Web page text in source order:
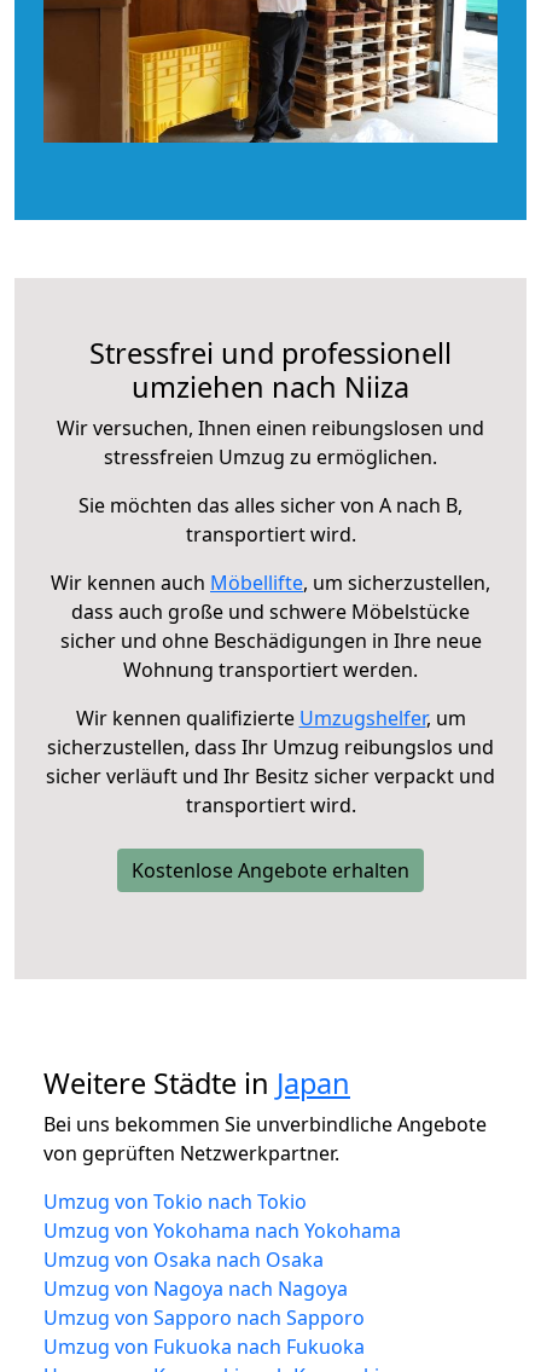
Stressfrei und professionell
umziehen nach Niiza
Wir versuchen, Ihnen einen reibungslosen und
stressfreien Umzug zu ermöglichen.
Sie möchten das alles sicher von A nach B,
transportiert wird.
Wir kennen auch Möbellifte, um sicherzustellen,
dass auch große und schwere Möbelstücke
sicher und ohne Beschädigungen in Ihre neue
Wohnung transportiert werden.
Wir kennen qualifizierte Umzugshelfer, um
sicherzustellen, dass Ihr Umzug reibungslos und
sicher verläuft und Ihr Besitz sicher verpackt und
transportiert wird.
Kostenlose Angebote erhalten
Weitere Städte in Japan
Bei uns bekommen Sie unverbindliche Angebote
von geprüften Netzwerkpartner.
Umzug von Tokio nach Tokio
Umzug von Yokohama nach Yokohama
Umzug von Osaka nach Osaka
Umzug von Nagoya nach Nagoya
Umzug von Sapporo nach Sapporo
Umzug von Fukuoka nach Fukuoka